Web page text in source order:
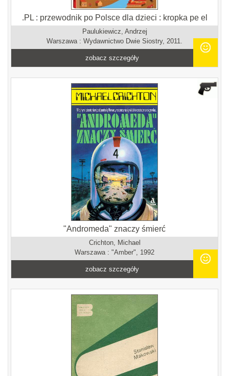
.PL : przewodnik po Polsce dla dzieci : kropka pe el
Paulukiewicz, Andrzej
Warszawa : Wydawnictwo Dwie Siostry, 2011.
zobacz szczegóły
"Andromeda" znaczy śmierć
Crichton, Michael
Warszawa : "Amber", 1992
zobacz szczegóły